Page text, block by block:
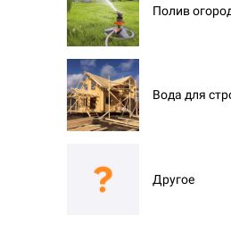
Полив
Вода для
Другое